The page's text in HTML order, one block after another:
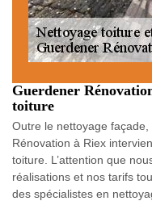
Guerdener
toiture
Outre le nettoyage
Rénovation à Riex
toiture. L’attention que
réalisations et nos tarifs
des spécialistes en